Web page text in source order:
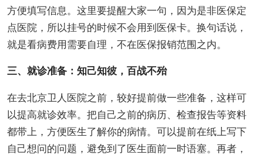
方便填写信息。这里要提醒大家一句，因为是非医保定
点医院，所以挂号的时候不会用到医保卡。换句话说，
就是看病费用需要自理，不在医保报销范围之内。
三、就诊准备：知己知彼，百战不殆
在去北京卫人医院之前，较好提前做一些准备，这样可
以提高就诊效率。把自己之前的病历、检查报告等资料
都带上，方便医生了解你的病情。可以提前在纸上写下
自己想问的问题，避免到了医生面前一时语塞。再者，